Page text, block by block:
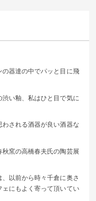
器達の中でパッと目に飛
い釉、私はひと目で気に
される酒器が良い酒器な
窯の高橋春夫氏の陶芸展
以前から時々千倉に奥さ
にもよく寄って頂いてい